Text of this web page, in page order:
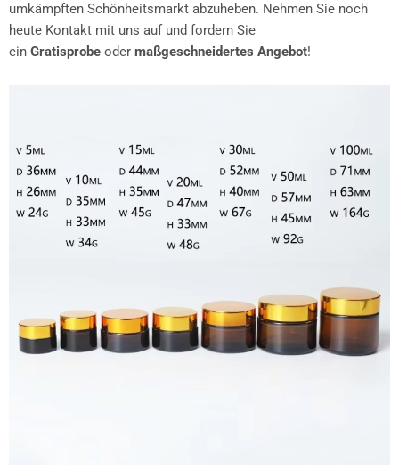
umkämpften Schönheitsmarkt abzuheben. Nehmen Sie noch
heute Kontakt mit uns auf und fordern Sie
ein Gratisprobe oder maßgeschneidertes Angebot!